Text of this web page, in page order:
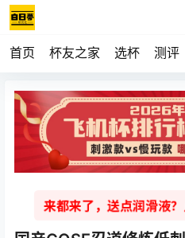
首页 杯友之家 选杯 测评
来都来了，送点润滑液